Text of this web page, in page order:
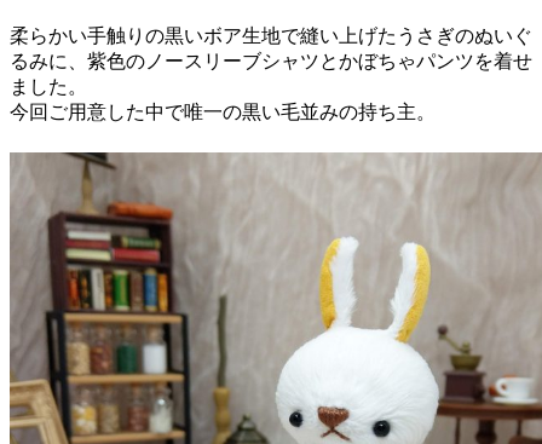
柔らかい手触りの黒いボア生地で縫い上げたうさぎのぬいぐ
るみに、紫色のノースリーブシャツとかぼちゃパンツを着せ
ました。
今回ご用意した中で唯一の黒い毛並みの持ち主。